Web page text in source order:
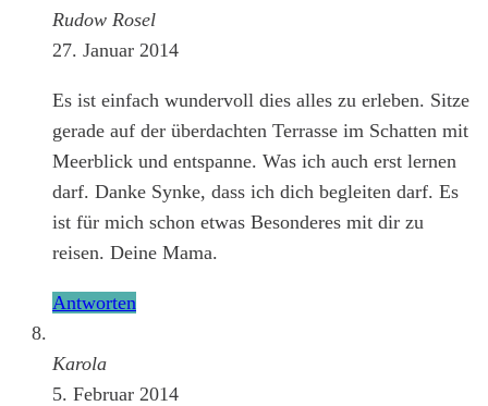
Rudow Rosel
27. Januar 2014
Es ist einfach wundervoll dies alles zu erleben. Sitze
gerade auf der überdachten Terrasse im Schatten mit
Meerblick und entspanne. Was ich auch erst lernen
darf. Danke Synke, dass ich dich begleiten darf. Es
ist für mich schon etwas Besonderes mit dir zu
reisen. Deine Mama.
Antworten
Karola
5. Februar 2014